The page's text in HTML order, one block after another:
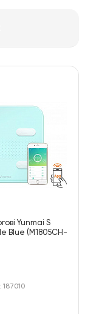
Yunmai S
Blue (M1805CH-
187010